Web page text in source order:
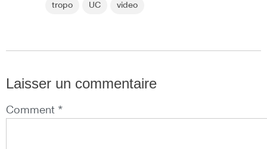
tropo UC video
Laisser un commentaire
Comment *